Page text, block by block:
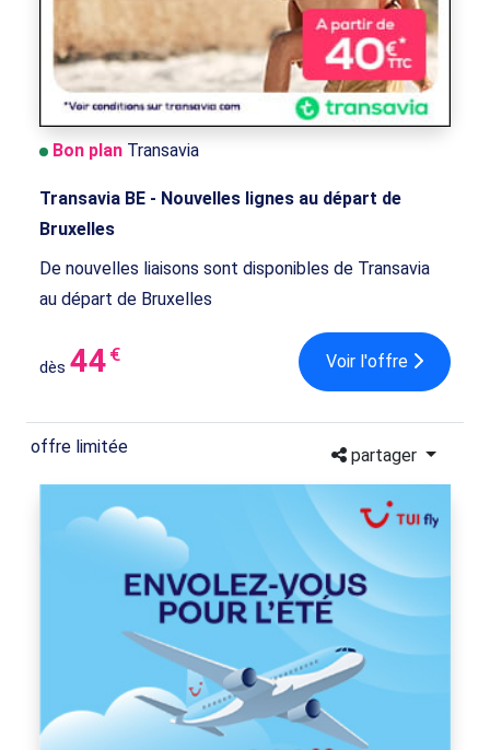
Bon plan Transavia
Transavia BE - Nouvelles lignes au départ de
Bruxelles
De nouvelles liaisons sont disponibles de Transavia
au départ de Bruxelles
dès 44 € Voir l'offre
offre limitée partager